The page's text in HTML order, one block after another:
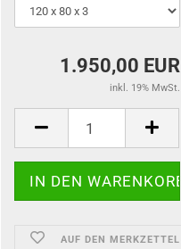
1.950,00 EUR
inkl. 19% MwSt.
AUF DEN MERKZETTEL